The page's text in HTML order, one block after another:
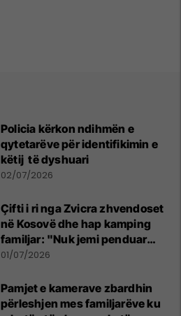
Policia kërkon ndihmën e
qytetarëve për identifikimin e
këtij të dyshuari
02/07/2026
Çifti i ri nga Zvicra zhvendoset
në Kosovë dhe hap kamping
familjar: "Nuk jemi penduar
asnjë ditë"
01/07/2026
Pamjet e kamerave zbardhin
përleshjen mes familjarëve ku